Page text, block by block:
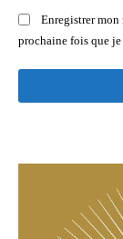
Enregistrer mon
prochaine fois que je